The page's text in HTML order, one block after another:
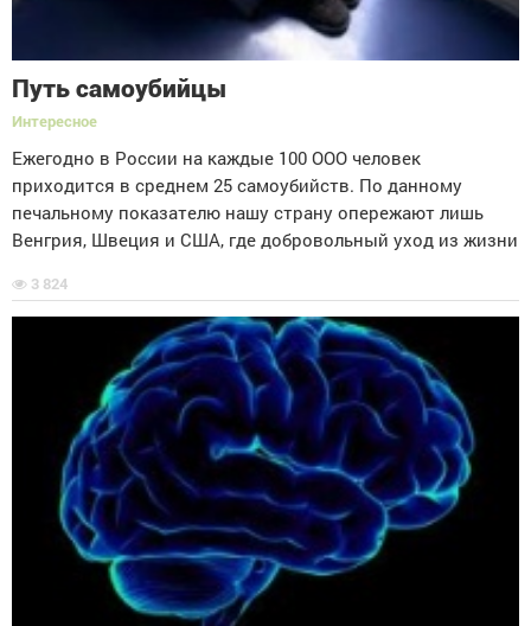
Путь самоубийцы
Интересное
Ежегодно в России на каждые 100 ООО человек
приходится в среднем 25 самоубийств. По данному
печальному показателю нашу страну опережают лишь
Венгрия, Швеция и США, где добровольный уход из жизни
3 824